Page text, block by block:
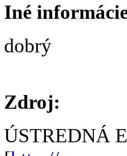
Iné
dobrý
Zdroj:
ÚSTREDNÁ